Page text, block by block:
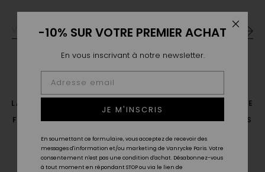
LA MAISON
POINTS DE VENTE
FAQ
LIVRAISON & RETOUR
GUIDE DES TAILLES
CGV
CONTACT
-10% SUR VOTRE PREMIER ACHAT
En vous inscrivant à notre newsletter.
JE M'INSCRIS
En soumettant ce formulaire, vous acceptez de recevoir des
messages d'information et/ou marketing de Vanrycke Paris. Votre
consentement n'est pas une condition d'achat. Désabonnez-vous
à tout moment en répondant STOP ou via le lien de